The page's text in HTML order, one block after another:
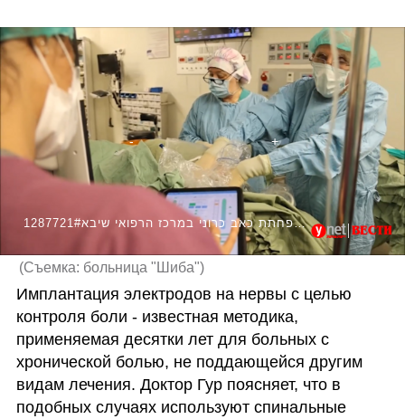
1287721#השתלת קוצבים עצביים שמסייעים בהפחתת כאב כרוני במרכז הרפואי שיבא
(Съемка: больница "Шиба")
Имплантация электродов на нервы с целью
контроля боли - известная методика,
применяемая десятки лет для больных с
хронической болью, не поддающейся другим
видам лечения. Доктор Гур поясняет, что в
подобных случаях используют спинальные